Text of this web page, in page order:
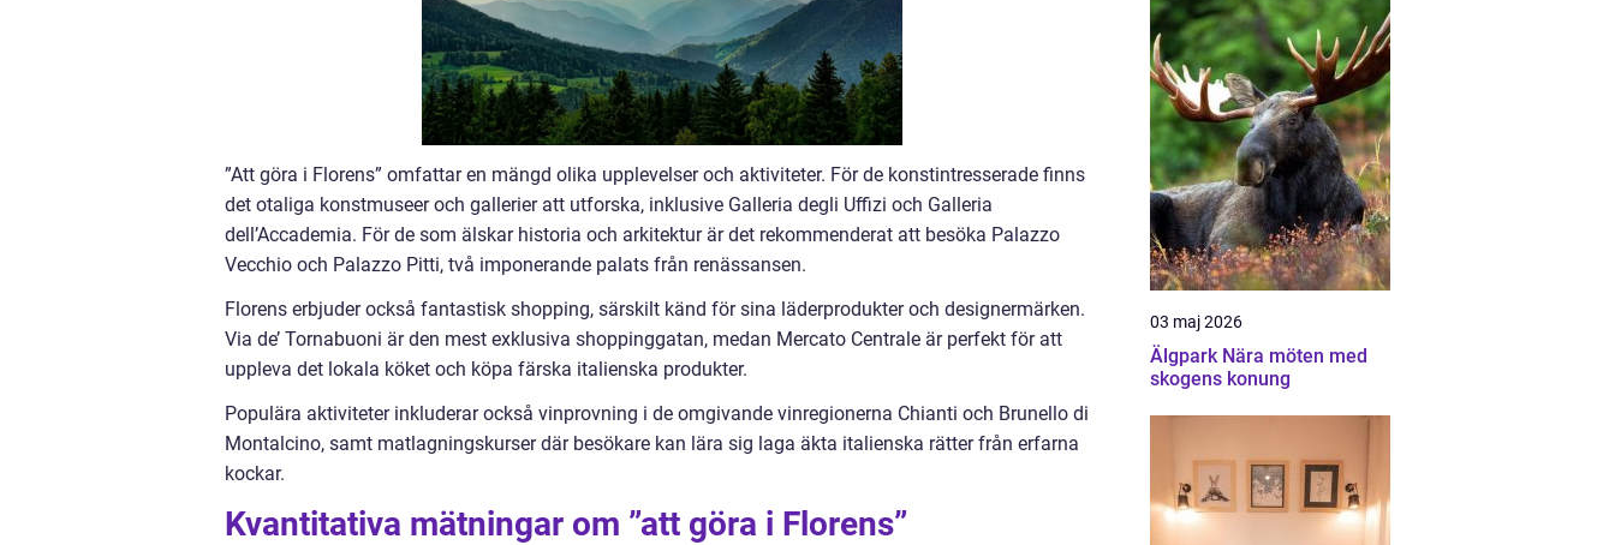
”Att göra i Florens” omfattar en mängd olika upplevelser och aktiviteter. För de konstintresserade finns
det otaliga konstmuseer och gallerier att utforska, inklusive Galleria degli Uffizi och Galleria
dell’Accademia. För de som älskar historia och arkitektur är det rekommenderat att besöka Palazzo
Vecchio och Palazzo Pitti, två imponerande palats från renässansen.
Florens erbjuder också fantastisk shopping, särskilt känd för sina läderprodukter och designermärken.
Via de’ Tornabuoni är den mest exklusiva shoppinggatan, medan Mercato Centrale är perfekt för att
uppleva det lokala köket och köpa färska italienska produkter.
Populära aktiviteter inkluderar också vinprovning i de omgivande vinregionerna Chianti och Brunello di
Montalcino, samt matlagningskurser där besökare kan lära sig laga äkta italienska rätter från erfarna
kockar.
Kvantitativa mätningar om ”att göra i Florens”
03 maj 2026
Älgpark Nära möten med
skogens konung